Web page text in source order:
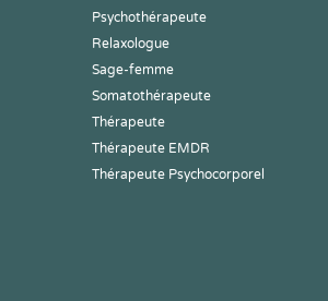
Psychothérapeute
Relaxologue
Sage-femme
Somatothérapeute
Thérapeute
Thérapeute EMDR
Thérapeute Psychocorporel